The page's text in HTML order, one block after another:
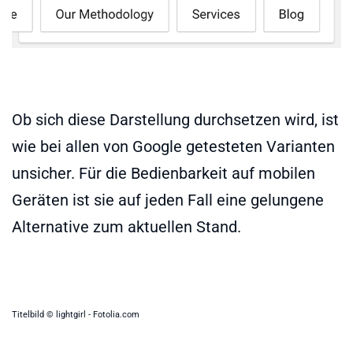
Ob sich diese Darstellung durchsetzen wird, ist
wie bei allen von Google getesteten Varianten
unsicher. Für die Bedienbarkeit auf mobilen
Geräten ist sie auf jeden Fall eine gelungene
Alternative zum aktuellen Stand.
Titelbild © lightgirl - Fotolia.com